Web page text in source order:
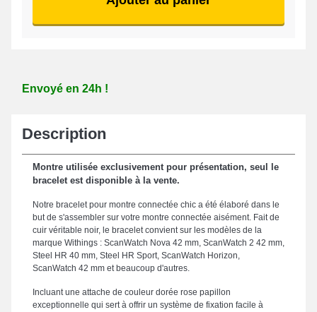
Envoyé en 24h !
Description
Montre utilisée exclusivement pour présentation, seul le
bracelet est disponible à la vente.
Notre bracelet pour montre connectée chic a été élaboré dans le
but de s'assembler sur votre montre connectée aisément. Fait de
cuir véritable noir, le bracelet convient sur les modèles de la
marque Withings : ScanWatch Nova 42 mm, ScanWatch 2 42 mm,
Steel HR 40 mm, Steel HR Sport, ScanWatch Horizon,
ScanWatch 42 mm et beaucoup d'autres.
Incluant une attache de couleur dorée rose papillon
exceptionnelle qui sert à offrir un système de fixation facile à